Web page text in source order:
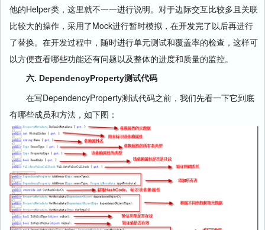
他的Helper类，这里就不一一进行说明。对于边际交互比较多且关联
比较大的操作，采用了Mock进行暂时模拟，在开发完了以后再进行
了替换。在开发过程中，随时进行单元测试和覆盖率的检查，这样可
以方便查看哪些功能还有问题以及整体的进度和质量的监控。
六. DependencyProperty测试代码
在写DependencyProperty测试代码之前，我们先看一下它到底
有哪些成员和方法，如下图：